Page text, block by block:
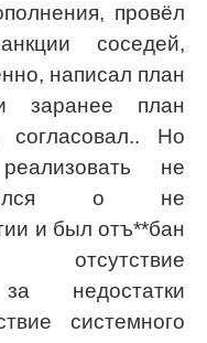
провёл
соседей,
написал план
заранее план
согласовал.. Но
не
о не
и был отъ**бан
недостатки
системного